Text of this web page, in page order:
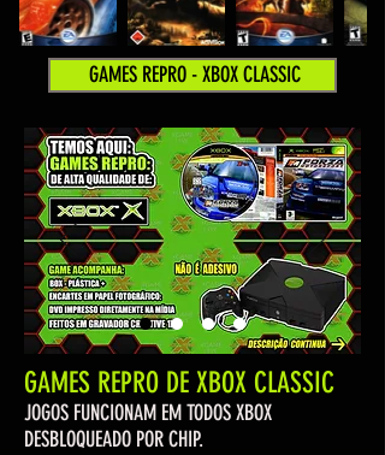
GAMES REPRO - XBOX CLASSIC
GAMES REPRO DE XBOX CLASSIC
JOGOS FUNCIONAM EM TODOS XBOX
DESBLOQUEADO POR CHIP.